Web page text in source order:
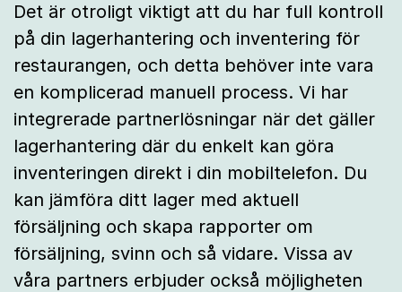
Det är otroligt viktigt att du har full kontroll
på din lagerhantering och inventering för
restaurangen, och detta behöver inte vara
en komplicerad manuell process. Vi har
integrerade partnerlösningar när det gäller
lagerhantering där du enkelt kan göra
inventeringen direkt i din mobiltelefon. Du
kan jämföra ditt lager med aktuell
försäljning och skapa rapporter om
försäljning, svinn och så vidare. Vissa av
våra partners erbjuder också möjligheten